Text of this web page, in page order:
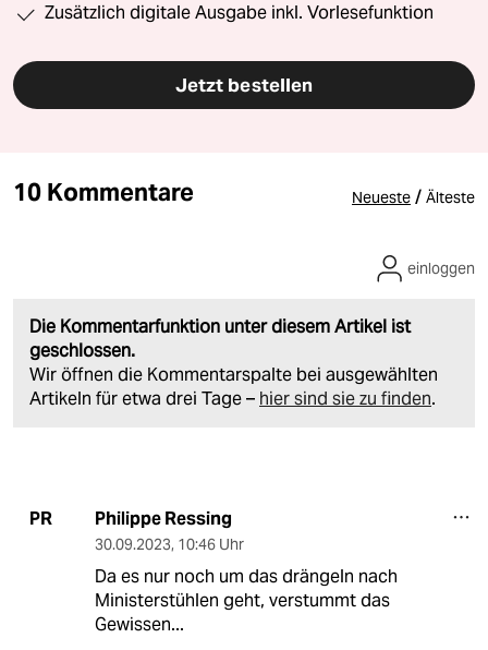
Zusätzlich digitale Ausgabe inkl. Vorlesefunktion
Jetzt bestellen
10 Kommentare Neueste / Älteste
Die Kommentarfunktion unter diesem Artikel ist
geschlossen.
Wir öffnen die Kommentarspalte bei ausgewählten
Artikeln für etwa drei Tage – hier sind sie zu finden.
einloggen
PR Philippe Ressing
30.09.2023, 10:46 Uhr
Da es nur noch um das drängeln nach
Ministerstühlen geht, verstummt das
Gewissen...